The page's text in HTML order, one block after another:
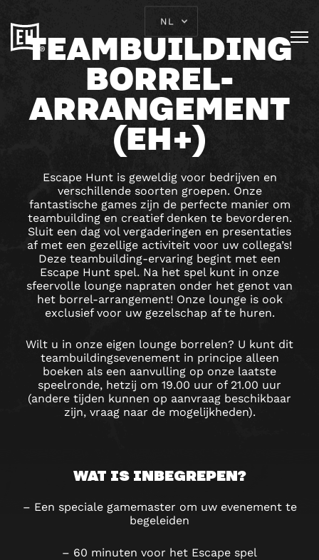
NL
TEAMBUILDING
BORREL-
ARRANGEMENT
(EH+)
Escape Hunt is geweldig voor bedrijven en
verschillende soorten groepen. Onze
fantastische games zijn de perfecte manier om
teambuilding en creatief denken te bevorderen.
Sluit een dag vol vergaderingen en presentaties
af met een gezellige activiteit voor uw collega’s!
Deze teambuilding-ervaring begint met een
Escape Hunt spel. Na het spel kunt in onze
sfeervolle lounge napraten onder het genot van
het borrel-arrangement! Onze lounge is ook
exclusief voor uw gezelschap af te huren.
Wilt u in onze eigen lounge borrelen? U kunt dit
teambuildingsevenement in principe alleen
boeken als een aanvulling op onze laatste
speelronde, hetzij om 19.00 uur of 21.00 uur
(andere tijden kunnen op aanvraag beschikbaar
zijn, vraag naar de mogelijkheden).
WAT IS INBEGREPEN?
– Een speciale gamemaster om uw evenement te
begeleiden
– 60 minuten voor het Escape spel